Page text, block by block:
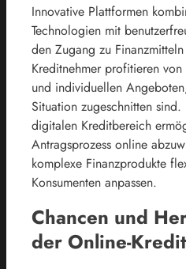
Innovative Plattformen
Technologien mit
den Zugang zu
Kreditnehmer profitieren von
und individuellen
Situation zugeschnitten
digitalen Kreditbereich
Antragsprozess online
komplexe Finanzprodukte
Konsumenten anpassen.
Chancen und
der Online-